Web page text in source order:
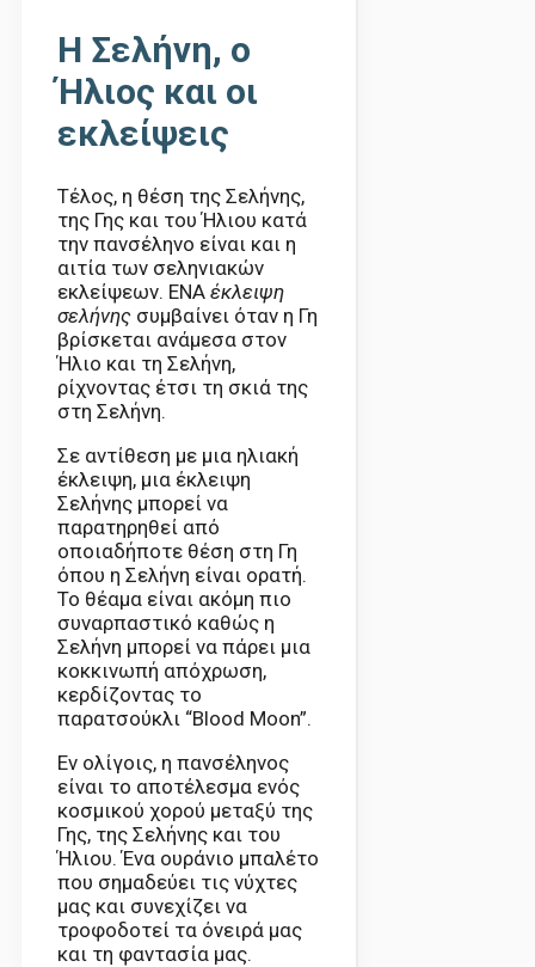
Η Σελήνη, ο
Ήλιος και οι
εκλείψεις
Τέλος, η θέση της Σελήνης,
της Γης και του Ήλιου κατά
την πανσέληνο είναι και η
αιτία των σεληνιακών
εκλείψεων. ΕΝΑ έκλειψη
σελήνης συμβαίνει όταν η Γη
βρίσκεται ανάμεσα στον
Ήλιο και τη Σελήνη,
ρίχνοντας έτσι τη σκιά της
στη Σελήνη.
Σε αντίθεση με μια ηλιακή
έκλειψη, μια έκλειψη
Σελήνης μπορεί να
παρατηρηθεί από
οποιαδήποτε θέση στη Γη
όπου η Σελήνη είναι ορατή.
Το θέαμα είναι ακόμη πιο
συναρπαστικό καθώς η
Σελήνη μπορεί να πάρει μια
κοκκινωπή απόχρωση,
κερδίζοντας το
παρατσούκλι “Blood Moon”.
Εν ολίγοις, η πανσέληνος
είναι το αποτέλεσμα ενός
κοσμικού χορού μεταξύ της
Γης, της Σελήνης και του
Ήλιου. Ένα ουράνιο μπαλέτο
που σημαδεύει τις νύχτες
μας και συνεχίζει να
τροφοδοτεί τα όνειρά μας
και τη φαντασία μας.